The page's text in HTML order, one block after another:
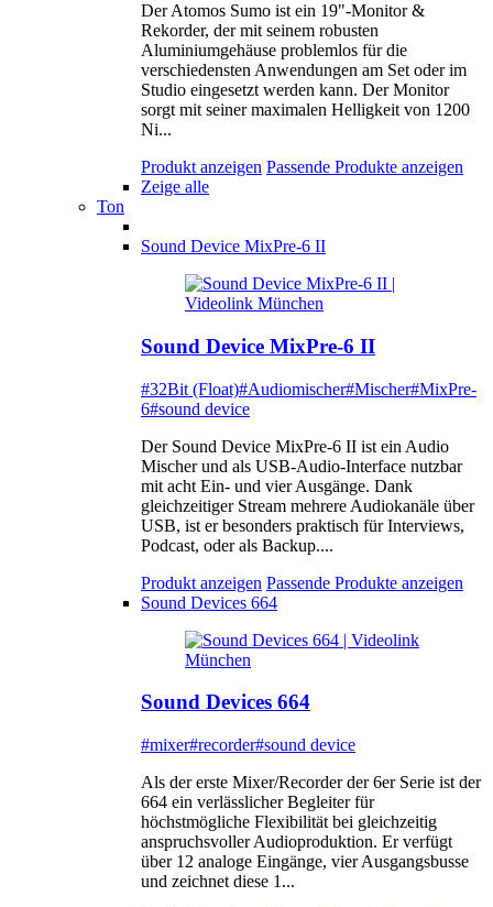
Der Atomos Sumo ist ein 19"-Monitor &
Rekorder, der mit seinem robusten
Aluminiumgehäuse problemlos für die
verschiedensten Anwendungen am Set oder im
Studio eingesetzt werden kann. Der Monitor
sorgt mit seiner maximalen Helligkeit von 1200
Ni...
Produkt anzeigen Passende Produkte anzeigen
Zeige alle
Ton
Sound Device MixPre-6 II
Sound Device MixPre-6 II
#32Bit (Float)#Audiomischer#Mischer#MixPre-
6#sound device
Der Sound Device MixPre-6 II ist ein Audio
Mischer und als USB-Audio-Interface nutzbar
mit acht Ein- und vier Ausgänge. Dank
gleichzeitiger Stream mehrere Audiokanäle über
USB, ist er besonders praktisch für Interviews,
Podcast, oder als Backup....
Produkt anzeigen Passende Produkte anzeigen
Sound Devices 664
Sound Devices 664
#mixer#recorder#sound device
Als der erste Mixer/Recorder der 6er Serie ist der
664 ein verlässlicher Begleiter für
höchstmögliche Flexibilität bei gleichzeitig
anspruchsvoller Audioproduktion. Er verfügt
über 12 analoge Eingänge, vier Ausgangsbusse
und zeichnet diese 1...